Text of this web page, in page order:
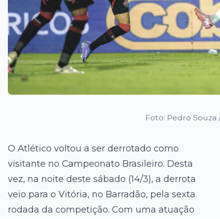
Foto: Pedro
O Atlético voltou a ser derrotado como
visitante no Campeonato Brasileiro. Desta
vez, na noite deste sábado (14/3), a derrota
veio para o Vitória, no Barradão, pela sexta
rodada da competição. Com uma atuação